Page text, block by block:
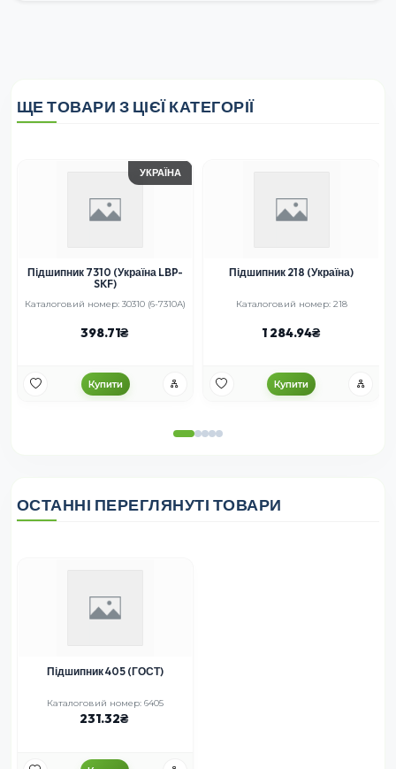
ЩЕ ТОВАРИ З ЦІЄЇ КАТЕГОРІЇ
УКРАЇНА
Підшипник 7310 (Україна LBP-
SKF)
Каталоговий номер: 30310 (6-7310А)
398.71
Купити
Підшипник 218 (Україна)
Каталоговий номер: 218
1 284.94
Купити
ОСТАННІ ПЕРЕГЛЯНУТІ ТОВАРИ
Підшипник 405 (ГОСТ)
Каталоговий номер: 6405
231.32